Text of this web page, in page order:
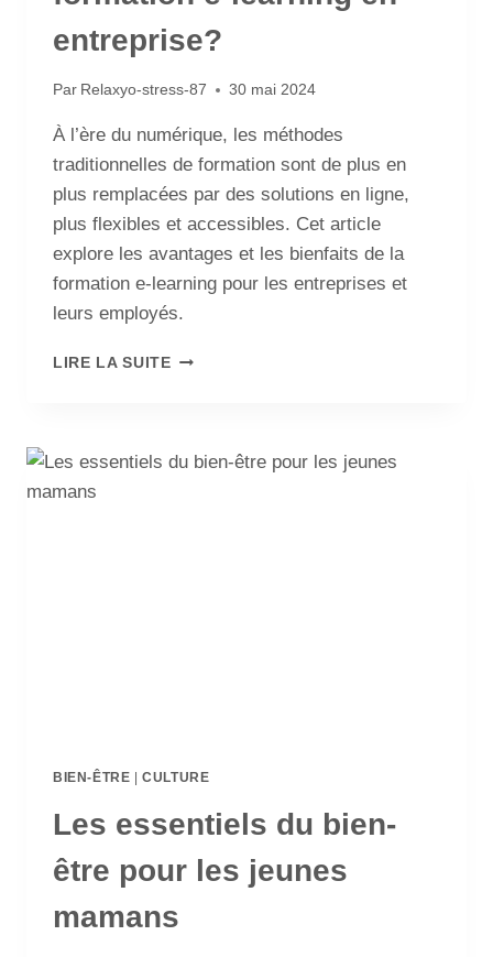
entreprise?
Par Relaxyo-stress-87 30 mai 2024
À l’ère du numérique, les méthodes
traditionnelles de formation sont de plus en
plus remplacées par des solutions en ligne,
plus flexibles et accessibles. Cet article
explore les avantages et les bienfaits de la
formation e-learning pour les entreprises et
leurs employés.
LIRE LA SUITE
BIEN-ÊTRE |CULTURE
Les essentiels du bien-
être pour les jeunes
mamans